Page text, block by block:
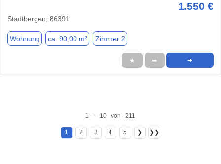
1.550 €
Stadtbergen, 86391
Wohnung ca. 90,00 m² Zimmer 2
★ ➦ ➜
1 - 10 von 211
1 2 3 4 5 ❯ ❯❯